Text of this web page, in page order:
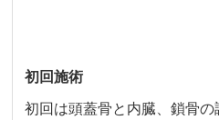
初回施術
初回は頭蓋骨と内臓、鎖骨